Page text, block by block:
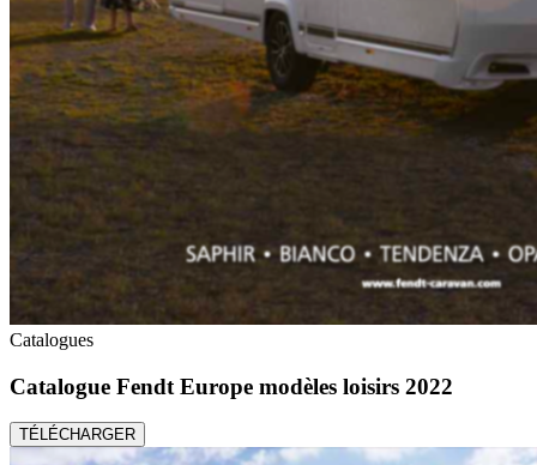
Catalogues
Catalogue Fendt Europe modèles loisirs 2022
TÉLÉCHARGER